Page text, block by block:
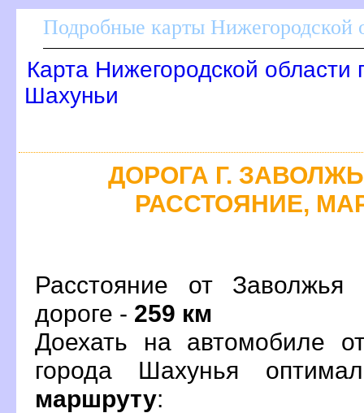
Подробные карты Нижегородской
Карта Нижегородской области
Шахуньи
ДОРОГА Г.
РАССТОЯНИЕ,
Расстояние от
дороге - 259 км
Доехать на автомобиле
орода Шахунья
маршруту: